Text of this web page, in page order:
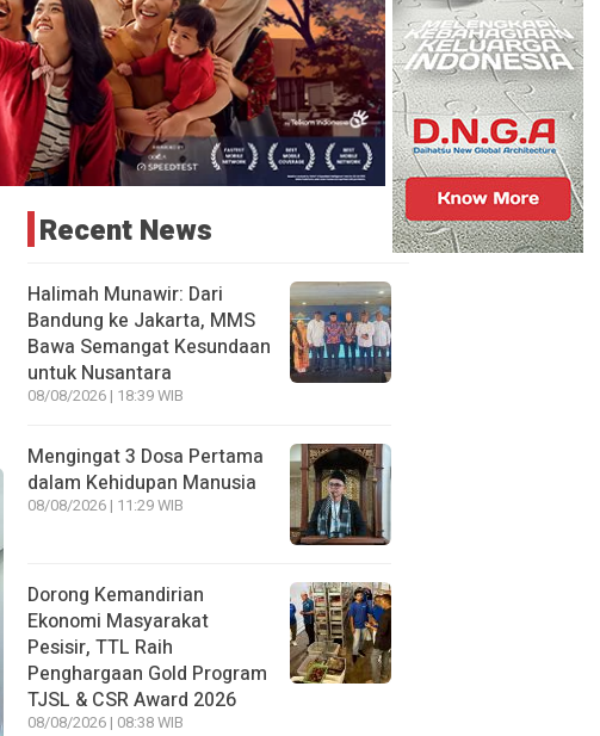
Recent News
Halimah Munawir: Dari
Bandung ke Jakarta, MMS
Bawa Semangat Kesundaan
untuk Nusantara
08/08/2026 | 18:39 WIB
Mengingat 3 Dosa Pertama
dalam Kehidupan Manusia
08/08/2026 | 11:29 WIB
Dorong Kemandirian
Ekonomi Masyarakat
Pesisir, TTL Raih
Penghargaan Gold Program
TJSL & CSR Award 2026
08/08/2026 | 08:38 WIB